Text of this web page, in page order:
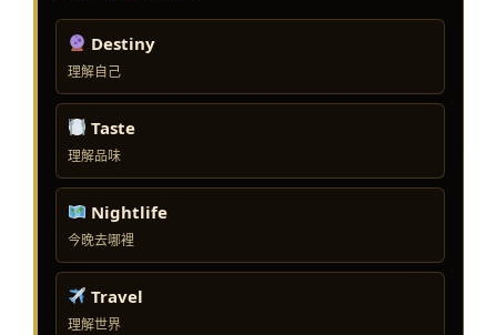
Destiny
理解自己
Taste
理解品味
Nightlife
今晚去哪裡
Travel
理解世界